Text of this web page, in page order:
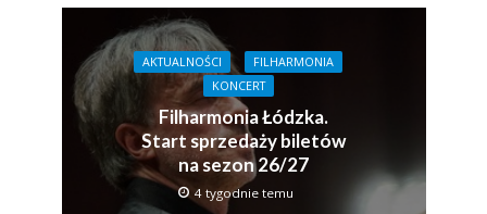
AKTUALNOŚCI
FILHARMONIA
KONCERT
Filharmonia Łódzka.
Start sprzedaży biletów
na sezon 26/27
4 tygodnie temu